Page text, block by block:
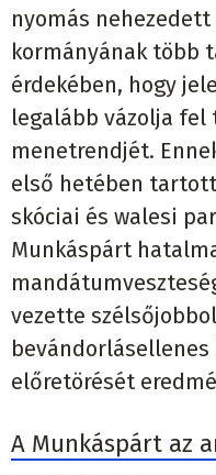
nyomás
kormányának több
érdekében, hogy
legalább vázolja fel
menetrendjét.
első hetében
skóciai és walesi
Munkáspárt
vezette
előretörését
A Munkáspárt az